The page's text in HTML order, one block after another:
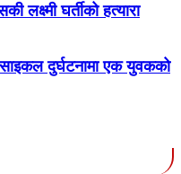
लक्ष्मी घर्तीको हत्यारा
दुर्घटनामा एक युवकको